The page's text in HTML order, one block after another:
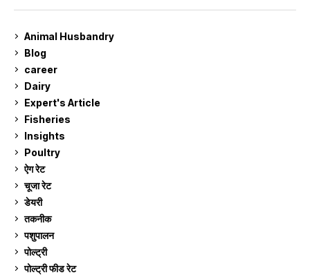
Animal Husbandry
Blog
career
Dairy
Expert's Article
Fisheries
Insights
Poultry
ऐग रेट
चूजा रेट
डेयरी
तकनीक
पशुपालन
पोल्ट्री
पोल्ट्री फीड रेट